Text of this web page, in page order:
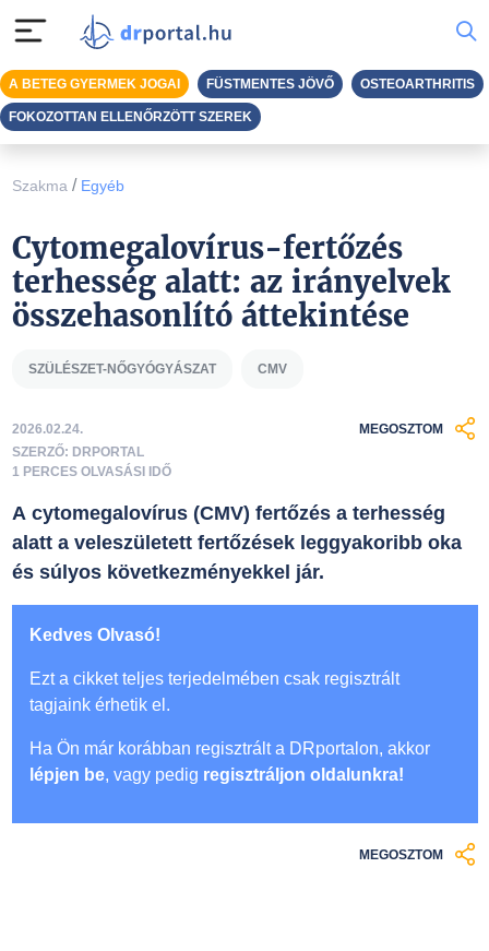
Szakma / Egyéb
Cytomegalovírus-fertőzés
terhesség alatt: az irányelvek
összehasonlító áttekintése
SZÜLÉSZET-NŐGYÓGYÁSZAT CMV
2026.02.24.
SZERZŐ: DRPORTAL
1 PERCES OLVASÁSI IDŐ
MEGOSZTOM
A cytomegalovírus (CMV) fertőzés a terhesség
alatt a veleszületett fertőzések leggyakoribb oka
és súlyos következményekkel jár.
Kedves Olvasó!
Ezt a cikket teljes terjedelmében csak regisztrált
tagjaink érhetik el.
Ha Ön már korábban regisztrált a DRportalon, akkor
lépjen be, vagy pedig regisztráljon oldalunkra!
MEGOSZTOM
A BETEG GYERMEK JOGAI FÜSTMENTES JÖVŐ OSTEOARTHRITIS
FOKOZOTTAN ELLENŐRZÖTT SZEREK